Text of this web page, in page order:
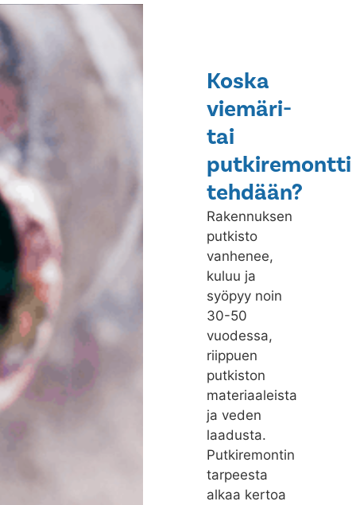
Koska
viemäri-
tai
putkiremontti
tehdään?
Rakennuksen
putkisto
vanhenee,
kuluu ja
syöpyy noin
30-50
vuodessa,
riippuen
putkiston
materiaaleista
ja veden
laadusta.
Putkiremontin
tarpeesta
alkaa kertoa